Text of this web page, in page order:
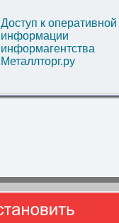
Доступ к оперативной
информации
информагентства
Металлторг.ру